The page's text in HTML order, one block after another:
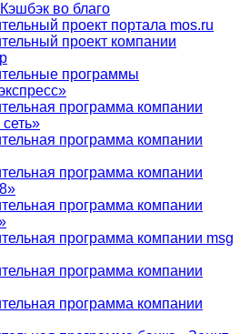
во благо
проект портала mos.ru
проект компании
программы
программа компании
программа компании
программа компании
программа компании
программа компании msg
программа компании
программа компании